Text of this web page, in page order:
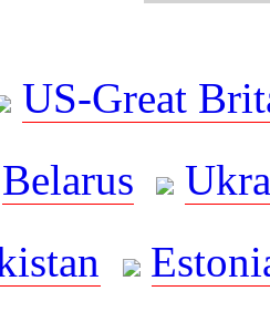
US-Great
Belarus